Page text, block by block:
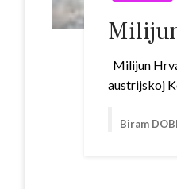
Milijun
austrijskoj
Biram